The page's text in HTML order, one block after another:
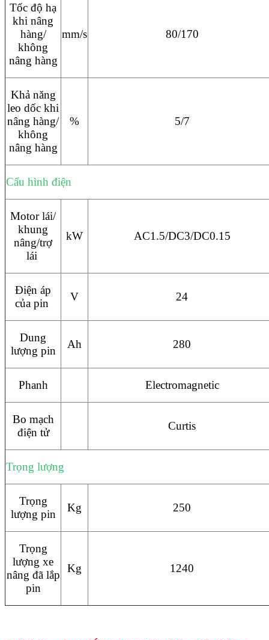
Tốc độ hạ
khi nâng
hàng/
không
nâng hàng
mm/s 80/170
Khả năng
leo dốc khi
nâng hàng/
không
nâng hàng
% 5/7
Cấu hình điện
Motor lái/
khung
nâng/trợ
lái
kW AC1.5/DC3/DC0.15
Điện áp
của pin
V 24
Dung
lượng pin
Ah 280
Phanh Electromagnetic
Bo mạch
điện tử
Curtis
Trọng lượng
Trọng
lượng pin
Kg 250
Trọng
lượng xe
nâng đã lắp
pin
Kg 1240